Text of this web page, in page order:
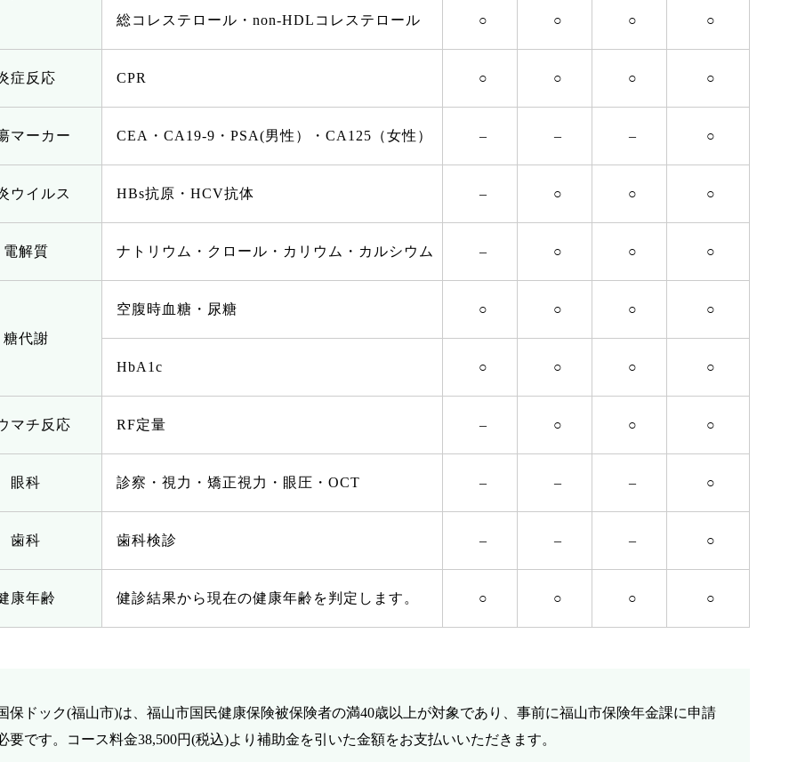
総コレステロール・non-HDLコレステロール ○ ○ ○ ○
症反応 CPR ○ ○ ○ ○
マーカー CEA・CA19-9・PSA(男性）・CA125（女性） – – – ○
ウイルス HBs抗原・HCV抗体 – ○ ○ ○
電解質 ナトリウム・クロール・カリウム・カルシウム – ○ ○ ○
糖代謝
空腹時血糖・尿糖 ○ ○ ○ ○
HbA1c ○ ○ ○ ○
マチ反応 RF定量 – ○ ○ ○
眼科 診察・視力・矯正視力・眼圧・OCT – – – ○
歯科 歯科検診 – – – ○
康年齢 健診結果から現在の健康年齢を判定します。 ○ ○ ○ ○
保ドック(福山市)は、福山市国民健康保険被保険者の満40歳以上が対象であり、事前に福山市保険年金課に申請
要です。コース料金38,500円(税込)より補助金を引いた金額をお支払いいただきます。